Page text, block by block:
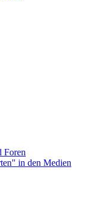
Foren
in den Medien